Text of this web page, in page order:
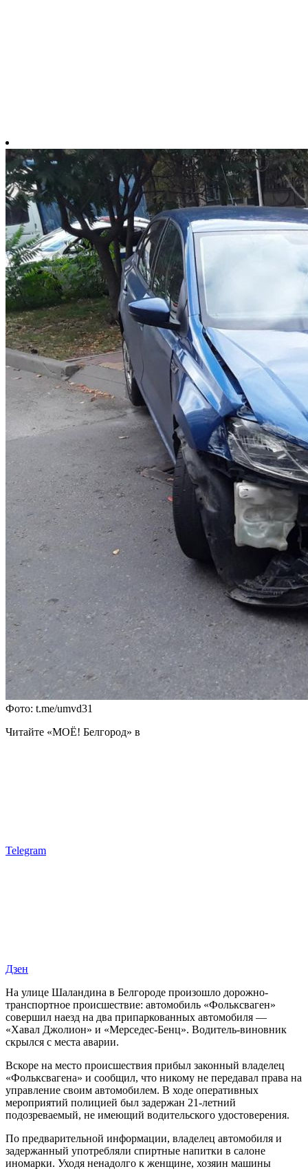
Фото: t.me/umvd31
Читайте «МОЁ! Белгород» в
Telegram
Дзен
На улице Шаландина в Белгороде произошло дорожно-
транспортное происшествие: автомобиль «Фольксваген»
совершил наезд на два припаркованных автомобиля —
«Хавал Джолион» и «Мерседес-Бенц». Водитель-виновник
скрылся с места аварии.
Вскоре на место происшествия прибыл законный владелец
«Фольксвагена» и сообщил, что никому не передавал права на
управление своим автомобилем. В ходе оперативных
мероприятий полицией был задержан 21-летний
подозреваемый, не имеющий водительского удостоверения.
По предварительной информации, владелец автомобиля и
задержанный употребляли спиртные напитки в салоне
иномарки. Уходя ненадолго к женщине, хозяин машины